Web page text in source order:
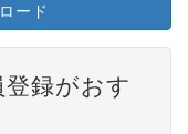
ード
録がおす